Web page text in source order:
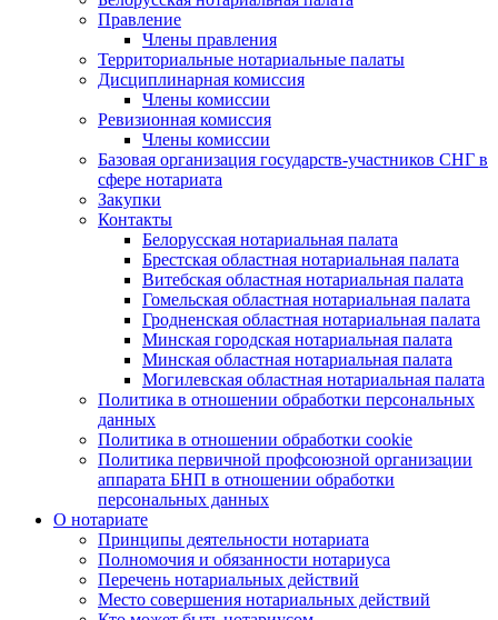
Правление
Члены правления
Территориальные нотариальные палаты
Дисциплинарная комиссия
Члены комиссии
Ревизионная комиссия
Члены комиссии
Базовая организация государств-участников СНГ в
сфере нотариата
Закупки
Контакты
Белорусская нотариальная палата
Брестская областная нотариальная палата
Витебская областная нотариальная палата
Гомельская областная нотариальная палата
Гродненская областная нотариальная палата
Минская городская нотариальная палата
Минская областная нотариальная палата
Могилевская областная нотариальная палата
Политика в отношении обработки персональных
данных
Политика в отношении обработки cookie
Политика первичной профсоюзной организации
аппарата БНП в отношении обработки
персональных данных
О нотариате
Принципы деятельности нотариата
Полномочия и обязанности нотариуса
Перечень нотариальных действий
Место совершения нотариальных действий